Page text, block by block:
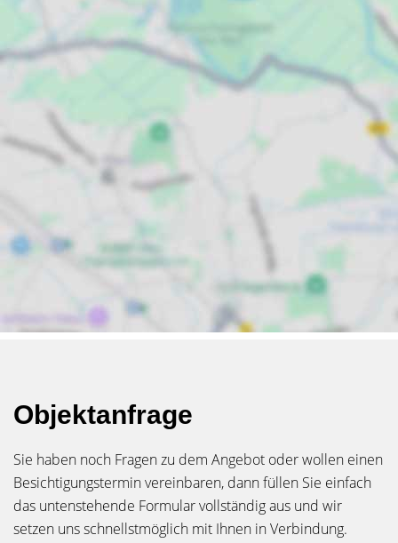
Objektanfrage
Sie haben noch Fragen zu dem Angebot oder wollen einen
Besichtigungstermin vereinbaren, dann füllen Sie einfach
das untenstehende Formular vollständig aus und wir
setzen uns schnellstmöglich mit Ihnen in Verbindung.